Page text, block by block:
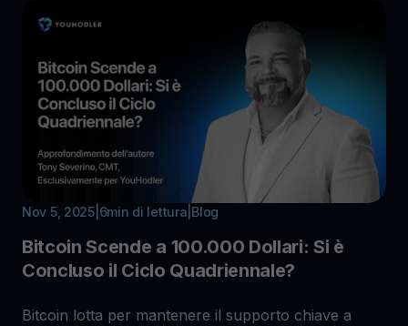
Nov 5, 2025| 6min di lettura Blog
Bitcoin Scende a 100.000 Dollari: Si è
Concluso il Ciclo Quadriennale?
Bitcoin lotta per mantenere il supporto chiave a